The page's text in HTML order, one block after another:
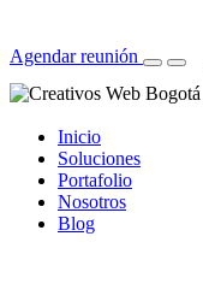
Agendar reunión
Inicio
Soluciones
Portafolio
Nosotros
Blog